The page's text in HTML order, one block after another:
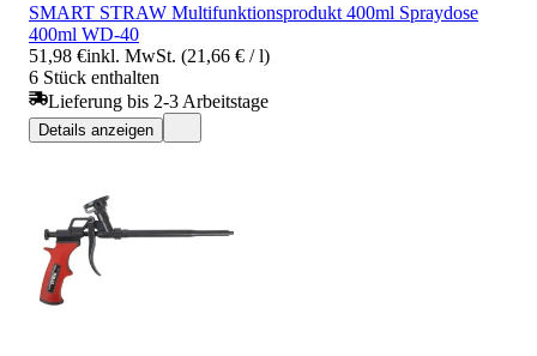
SMART STRAW Multifunktionsprodukt 400ml Spraydose
400ml WD-40
51,98 €inkl. MwSt. (21,66 € / l)
6 Stück enthalten
Lieferung bis 2-3 Arbeitstage
Details anzeigen